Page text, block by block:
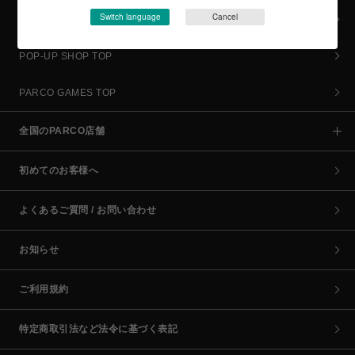
POP-UP SHOP TOP
PARCO GAMES TOP
全国のPARCO店舗
初めてのお客様へ
よくあるご質問 / お問い合わせ
お知らせ
ご利用規約
特定商取引法など法令に基づく表記
Switch language Cancel